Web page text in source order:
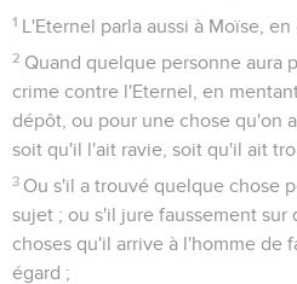
1 L'Eternel parla aussi à Moïse, en
2 Quand quelque personne aura
crime contre l'Eternel, en
dépôt, ou pour une chose qu'on
soit qu'il l'ait ravie, soit qu'il ait
3 Ou s'il a trouvé quelque chose
sujet ; ou s'il jure faussement
choses qu'il arrive à l'homme de
égard ;